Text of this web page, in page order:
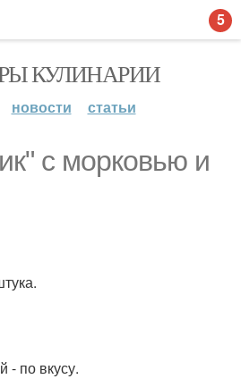
КУЛИНАРИИ
новости статьи
с морковью и
- по вкусу.
5